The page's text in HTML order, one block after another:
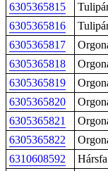
6305365815
6305365816
6305365817
6305365818
6305365819
6305365820
6305365821
6305365822
6310608592